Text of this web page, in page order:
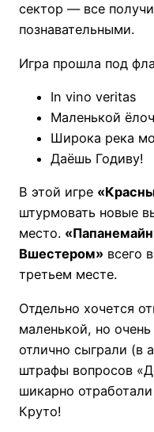
сектор — все
познавательными.
Игра прошла под
In vino veritas
Маленькой
Широка река
Даёшь Годиву!
В этой игре
штурмовать новые
место.
Вшестером» всего
третьем месте.
Отдельно хочется
маленькой, но
отлично сыграли (в
штрафы вопросов
шикарно
Круто!